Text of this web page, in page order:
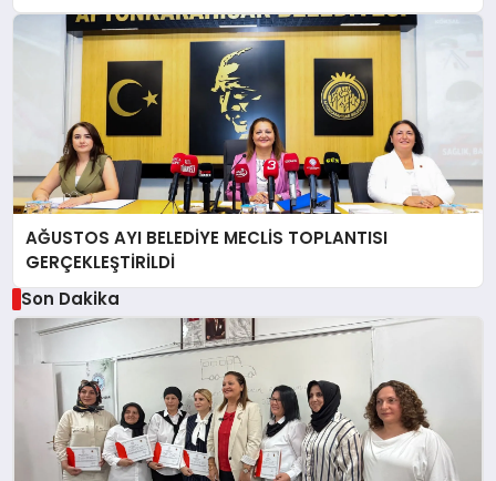
AĞUSTOS AYI BELEDİYE MECLİS TOPLANTISI
GERÇEKLEŞTİRİLDİ
Son Dakika